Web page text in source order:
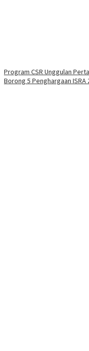
Program CSR Unggulan
Borong 5 Penghargaan ISRA